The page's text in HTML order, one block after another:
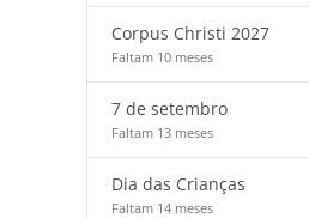
Corpus Christi 2027
Faltam 10 meses
7 de setembro
Faltam 13 meses
Dia das Crianças
Faltam 14 meses